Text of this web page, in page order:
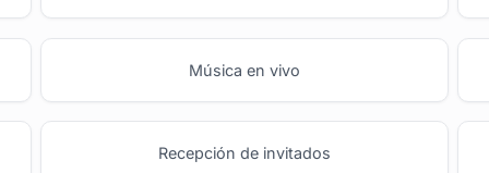
Música en vivo
Recepción de invitados